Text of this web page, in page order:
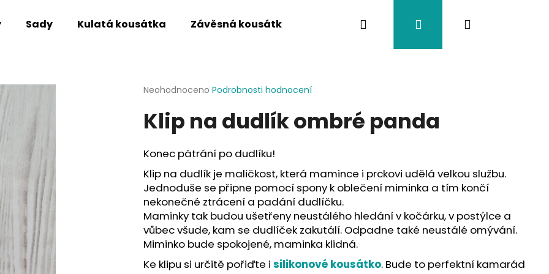
Sady Kulatá kousátka Závěsná kousátka Závěsy na kočárek Twistík kousátka
Hledat PřihlášeníNákupní
Průměrné
produktu
je
z
5
hvězdiček.
Neohodnoceno Podrobnosti hodnocení
Klip na dudlík ombré panda
Konec pátrání po dudlíku!
Klip na dudlík je maličkost, která mamince i prckovi udělá velkou službu.
Jednoduše se připne pomocí spony k oblečení miminka a tím končí
nekonečné ztrácení a padání dudlíčku.
Maminky tak budou ušetřeny neustálého hledání v kočárku, v postýlce a
vůbec všude, kam se dudlíček zakutálí. Odpadne také neustálé omývání.
Miminko bude spokojené, maminka klidná.
Ke klipu si určitě pořiďte i silikonové kousátko. Bude to perfektní kamarád
HLEDAT